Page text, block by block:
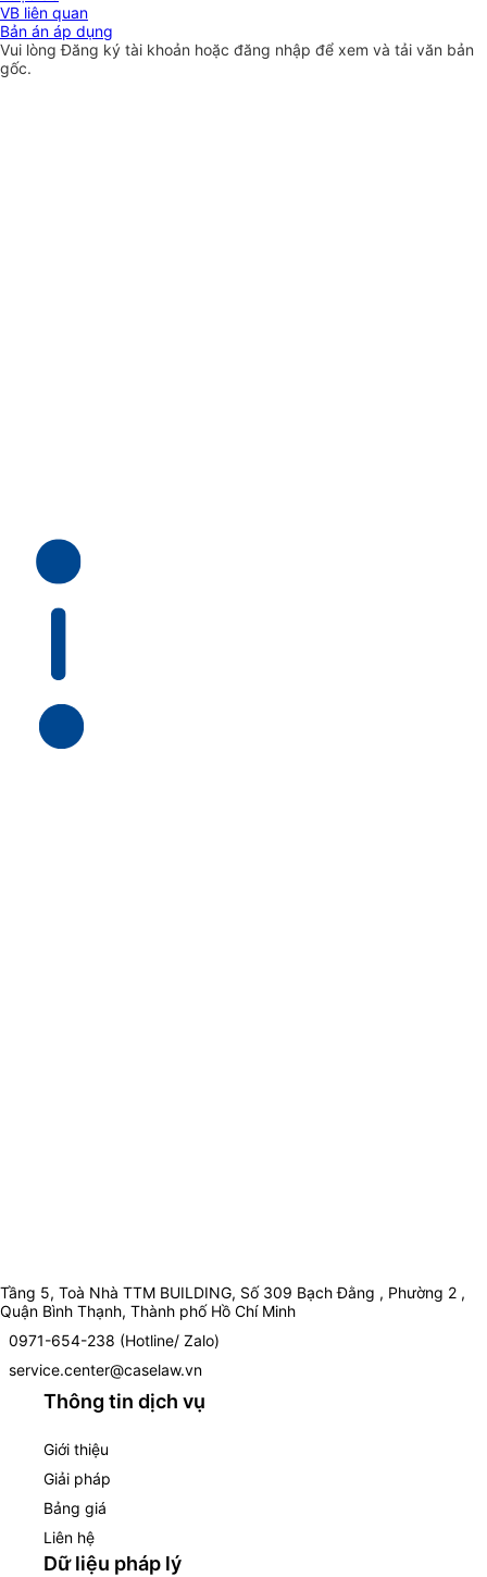
VB liên quan
Bản án áp dụng
Vui lòngĐăng ký tài khoản hoặc đăng nhập để xem và tải văn bản
gốc.
Tầng 5, Toà Nhà TTM BUILDING, Số 309 Bạch Đằng , Phường 2 ,
Quận Bình Thạnh, Thành phố Hồ Chí Minh
0971-654-238 (Hotline/ Zalo)
service.center@caselaw.vn
Thông tin dịch vụ
Giới thiệu
Giải pháp
Bảng giá
Liên hệ
Dữ liệu pháp lý